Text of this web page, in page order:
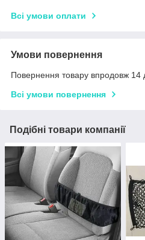
Всі умови оплати
Умови повернення
Повернення товару впродовж 14
Всі умови повернення
Подібні товари компанії